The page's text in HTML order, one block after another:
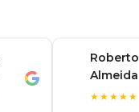
Roberto
Almeida
★★★★★